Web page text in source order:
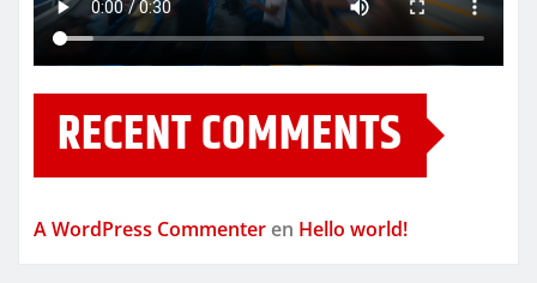
RECENT COMMENTS
A WordPress Commenter en Hello world!